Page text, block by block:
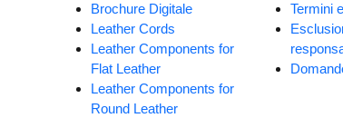
Brochure Digitale
Leather Cords
Leather Components for
Flat Leather
Leather Components for
Round Leather
Termini